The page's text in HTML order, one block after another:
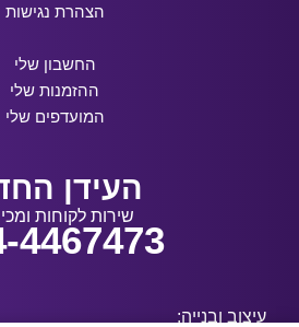
הצהרת נגישות
החשבון שלי
ההזמנות שלי
המועדפים שלי
העידן
שירות לקוחות
4467473
עיצוב ובנייה: